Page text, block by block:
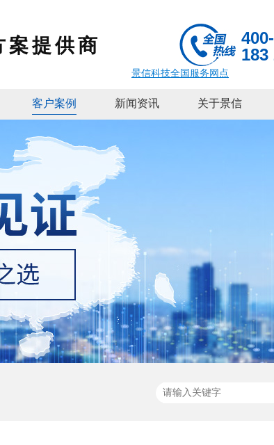
案提供商
183
景信科技全国服务网点
客户案例 新闻资讯 关于景信